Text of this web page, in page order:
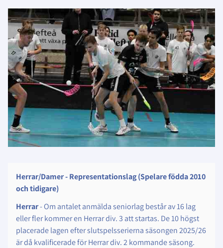
Herrar/Damer - Representationslag (Spelare födda 2010
och tidigare)
Herrar- Om antalet anmälda seniorlag består av 16 lag
eller fler kommer en Herrar div. 3 att startas. De 10 högst
placerade lagen efter slutspelsserierna säsongen 2025/26
är då kvalificerade för Herrar div. 2 kommande säsong.